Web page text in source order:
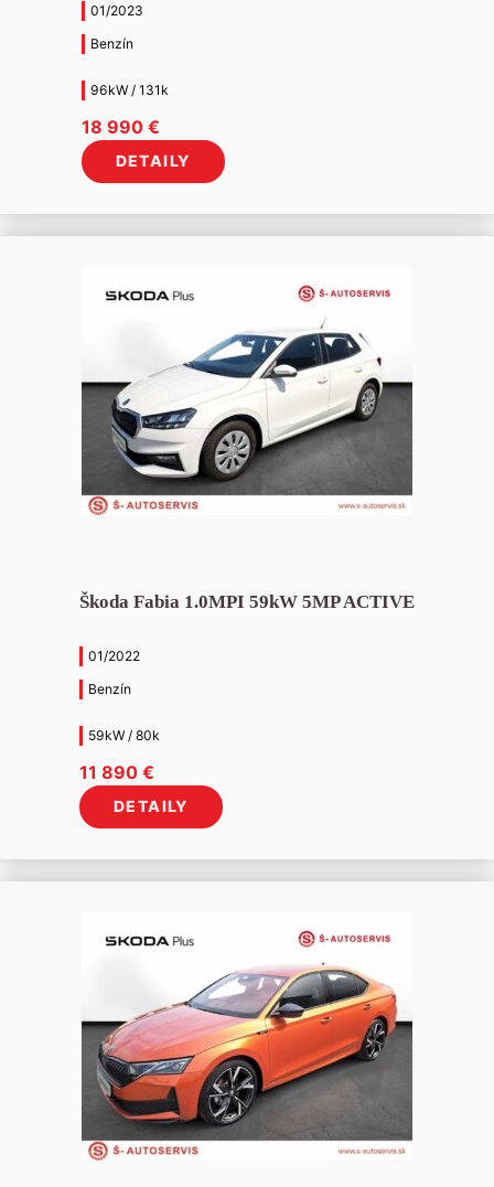
01/2023
Benzín
96kW / 131k
18 990 €
DETAILY
Škoda Fabia 1.0MPI 59kW 5MP ACTIVE
01/2022
Benzín
59kW / 80k
11 890 €
DETAILY